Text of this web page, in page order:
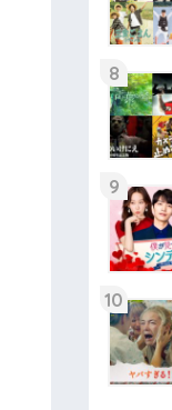
8
9
10